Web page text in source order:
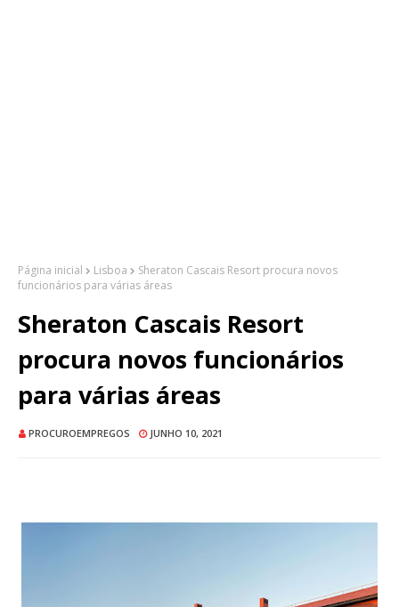
Página inicial Lisboa
Sheraton Cascais Resort procura novos
funcionários para várias áreas
Sheraton Cascais Resort
procura novos funcionários
para várias áreas
PROCUROEMPREGOS JUNHO 10, 2021